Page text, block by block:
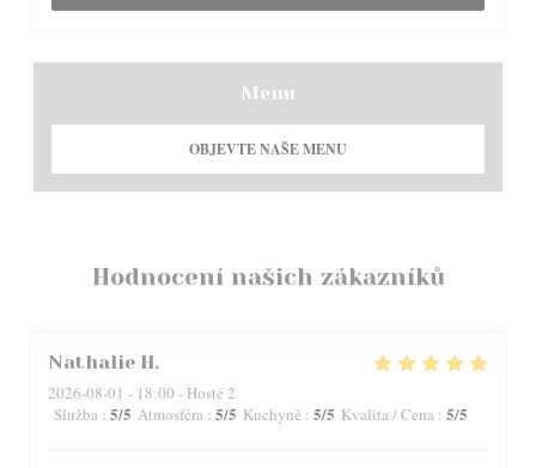
Hodnocení našich zákazníků
Nathalie H
2026-08-01 - 18:00 - Hosté 2
Služba : 5/5 Atmosféra : 5/5 Kuchyně : 5/5 Kvalita / Cena : 5/5
Menu
OBJEVTE NAŠE MENU